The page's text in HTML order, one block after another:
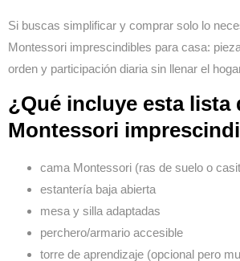
Si buscas simplificar y comprar solo lo
Montessori imprescindibles para casa:
orden y participación diaria sin llenar el
¿Qué incluye esta lista
Montessori
cama Montessori (ras de suelo o
estantería baja abierta
mesa y silla adaptadas
perchero/armario accesible
torre de aprendizaje (opcional pero